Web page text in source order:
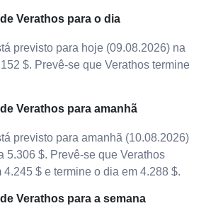
Verathos para o dia
previsto para hoje (09.08.2026) na
$. Prevê-se que Verathos termine
Verathos para amanhã
previsto para amanhã (10.08.2026)
5.306 $. Prevê-se que Verathos
$ e termine o dia em 4.288 $.
Verathos para a semana